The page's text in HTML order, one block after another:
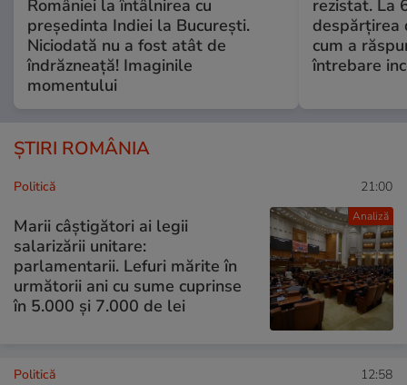
României la întâlnirea cu
președinta Indiei la București.
Niciodată nu a fost atât de
îndrăzneață! Imaginile
momentului
rezistat. La
despărțirea
cum a
întrebare
ȘTIRI ROMÂNIA
Analiză
Politică 21:00
Marii câștigători ai legii
salarizării unitare:
parlamentarii. Lefuri mărite în
următorii ani cu sume cuprinse
în 5.000 și 7.000 de lei
Politică 12:58